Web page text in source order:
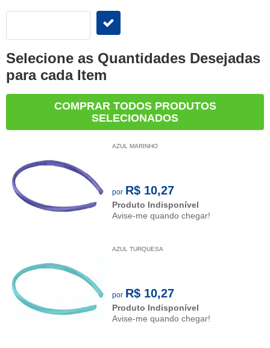
Selecione as Quantidades Desejadas
para cada Item
COMPRAR TODOS PRODUTOS
SELECIONADOS
AZUL MARINHO
por R$ 10,27
Produto Indisponível
Avise-me quando chegar!
AZUL TURQUESA
por R$ 10,27
Produto Indisponível
Avise-me quando chegar!